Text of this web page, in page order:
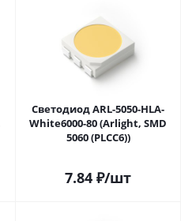
Светодиод ARL-5050-HLA-
White6000-80 (Arlight, SMD
5060 (PLCC6))
7.84 ₽/шт